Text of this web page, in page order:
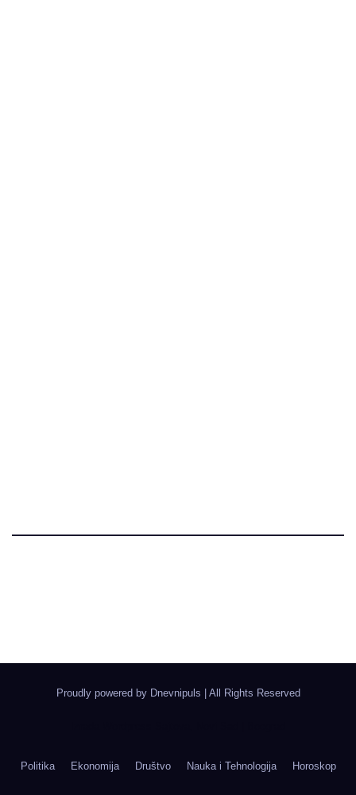
Proudly powered by Dnevnipuls | All Rights Reserved
Politika Ekonomija Društvo Nauka i Tehnologija Horoskop